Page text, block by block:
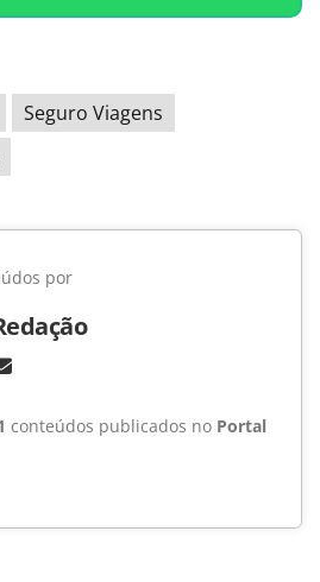
Seguro Viagens
por
conteúdos publicados no Portal